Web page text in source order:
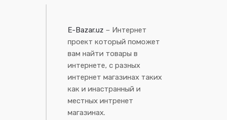
E-Bazar.uz – Интернет
проект который поможет
вам найти товары в
интернете, с разных
интернет магазинах таких
как и инастранный и
местных интренет
магазинах.